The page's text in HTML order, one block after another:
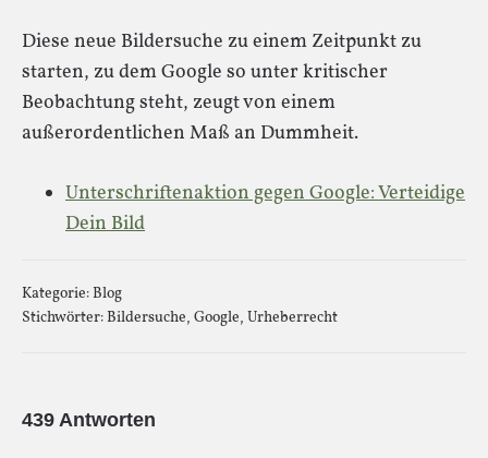
Diese neue Bildersuche zu einem Zeitpunkt zu
starten, zu dem Google so unter kritischer
Beobachtung steht, zeugt von einem
außerordentlichen Maß an Dummheit.
Unterschriftenaktion gegen Google: Verteidige
Dein Bild
Kategorie:Blog
Stichwörter:Bildersuche, Google, Urheberrecht
439 Antworten